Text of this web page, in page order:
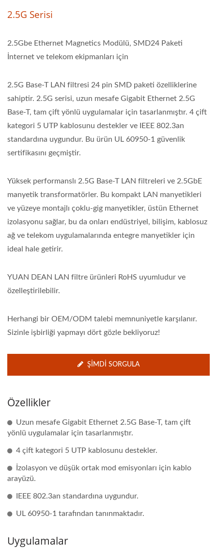
2.5G Serisi
2.5Gbe Ethernet Magnetics Modülü, SMD24 Paketi
İnternet ve telekom ekipmanları için
2.5G Base-T LAN filtresi 24 pin SMD paketi özelliklerine
sahiptir. 2.5G serisi, uzun mesafe Gigabit Ethernet 2.5G
Base-T, tam çift yönlü uygulamalar için tasarlanmıştır. 4 çift
kategori 5 UTP kablosunu destekler ve IEEE 802.3an
standardına uygundur. Bu ürün UL 60950-1 güvenlik
sertifikasını geçmiştir.
Yüksek performanslı 2.5G Base-T LAN filtreleri ve 2.5GbE
manyetik transformatörler. Bu kompakt LAN manyetikleri
ve yüzeye montajlı çoklu-gig manyetikler, üstün Ethernet
izolasyonu sağlar, bu da onları endüstriyel, bilişim, kablosuz
ağ ve telekom uygulamalarında entegre manyetikler için
ideal hale getirir.
YUAN DEAN LAN filtre ürünleri RoHS uyumludur ve
özelleştirilebilir.
Herhangi bir OEM/ODM talebi memnuniyetle karşılanır.
Sizinle işbirliği yapmayı dört gözle bekliyoruz!
ŞIMDI SORGULA
Özellikler
Uzun mesafe Gigabit Ethernet 2.5G Base-T, tam çift
yönlü uygulamalar için tasarlanmıştır.
4 çift kategori 5 UTP kablosunu destekler.
İzolasyon ve düşük ortak mod emisyonları için kablo
arayüzü.
IEEE 802.3an standardına uygundur.
UL 60950-1 tarafından tanınmaktadır.
Uygulamalar